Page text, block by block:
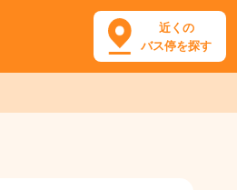
近くの
バス停を探す